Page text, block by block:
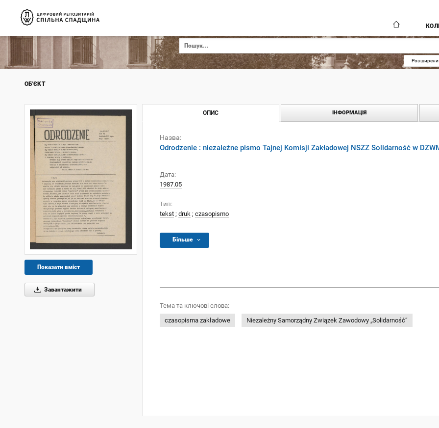
ОБ'ЄКТ
Показати вміст
Завантажити
ОПИС ІНФОРМАЦІЯ
Назва:
Odrodzenie : niezależne pismo Tajnej Komisji Zakładowej NSZZ Solidarność w
Дата:
1987.05
Тип:
tekst ; druk ; czasopismo
Більше
Тема та ключові слова:
czasopisma zakładowe
Niezależny Samorządny Związek Zawodowy „Solidarność”